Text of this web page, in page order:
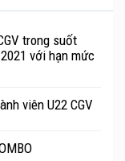
trong suốt
với hạn mức
viên U22 CGV